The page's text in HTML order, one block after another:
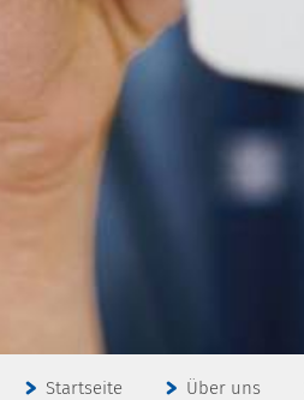
Startseite Über uns